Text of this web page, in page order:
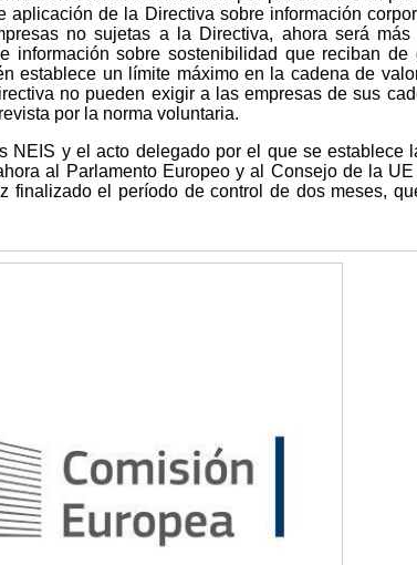
aplicación de la Directiva sobre información
no sujetas a la Directiva, ahora será más
información sobre sostenibilidad que reciban de
establece un límite máximo en la cadena de
no pueden exigir a las empresas de sus
por la norma voluntaria.
NEIS y el acto delegado por el que se establece
al Parlamento Europeo y al Consejo de la
finalizado el período de control de dos meses,